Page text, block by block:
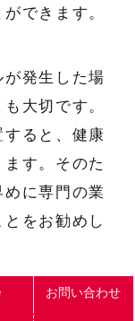
できます。
発生した場
大切です。
ると、健康
す。そのた
に専門の業
をお勧めし
るために
お問い合わせ